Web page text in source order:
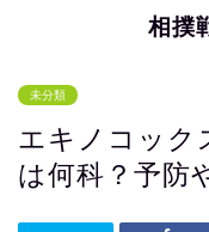
相撲
未分類
エキノコック
は何科？予防